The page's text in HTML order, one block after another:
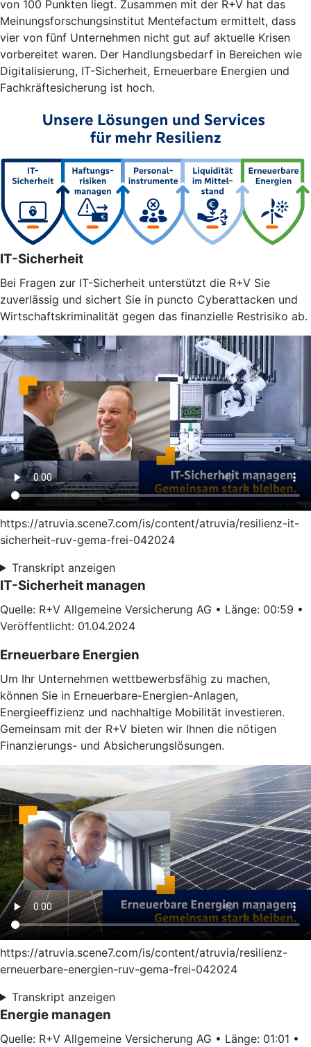
von 100 Punkten liegt. Zusammen mit der R+V hat das
Meinungsforschungsinstitut Mentefactum ermittelt, dass
vier von fünf Unternehmen nicht gut auf aktuelle Krisen
vorbereitet waren. Der Handlungsbedarf in Bereichen wie
Digitalisierung, IT-Sicherheit, Erneuerbare Energien und
Fachkräftesicherung ist hoch.
IT-Sicherheit
Bei Fragen zur IT-Sicherheit unterstützt die R+V Sie
zuverlässig und sichert Sie in puncto Cyberattacken und
Wirtschaftskriminalität gegen das finanzielle Restrisiko ab.
https://atruvia.scene7.com/is/content/atruvia/resilienz-it-
sicherheit-ruv-gema-frei-042024
Transkript anzeigen
IT-Sicherheit managen
Quelle: R+V Allgemeine Versicherung AG • Länge: 00:59 •
Veröffentlicht: 01.04.2024
Erneuerbare Energien
Um Ihr Unternehmen wettbewerbsfähig zu machen,
können Sie in Erneuerbare-Energien-Anlagen,
Energieeffizienz und nachhaltige Mobilität investieren.
Gemeinsam mit der R+V bieten wir Ihnen die nötigen
Finanzierungs- und Absicherungslösungen.
https://atruvia.scene7.com/is/content/atruvia/resilienz-
erneuerbare-energien-ruv-gema-frei-042024
Transkript anzeigen
Energie managen
Quelle: R+V Allgemeine Versicherung AG • Länge: 01:01 •